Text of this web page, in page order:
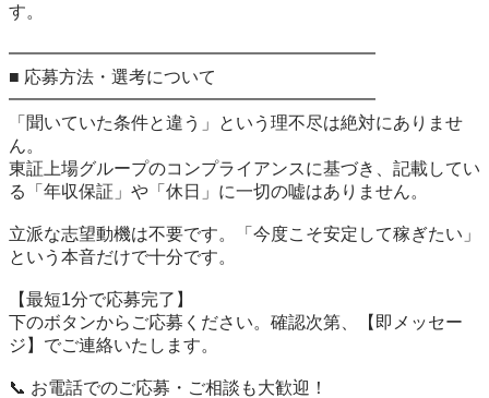
す。
━━━━━━━━━━━━━━━━━━━━━
■ 応募方法・選考について
━━━━━━━━━━━━━━━━━━━━━
「聞いていた条件と違う」という理不尽は絶対にありませ
ん。
東証上場グループのコンプライアンスに基づき、記載してい
る「年収保証」や「休日」に一切の嘘はありません。
立派な志望動機は不要です。「今度こそ安定して稼ぎたい」
という本音だけで十分です。
【最短1分で応募完了】
下のボタンからご応募ください。確認次第、【即メッセー
ジ】でご連絡いたします。
📞 お電話でのご応募・ご相談も大歓迎！